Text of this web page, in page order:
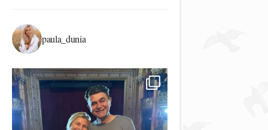
paula_dunia